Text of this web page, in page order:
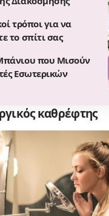
τρόποι για να
το σπίτι σας
που Μισούν
Εσωτερικών
καθρέφτης